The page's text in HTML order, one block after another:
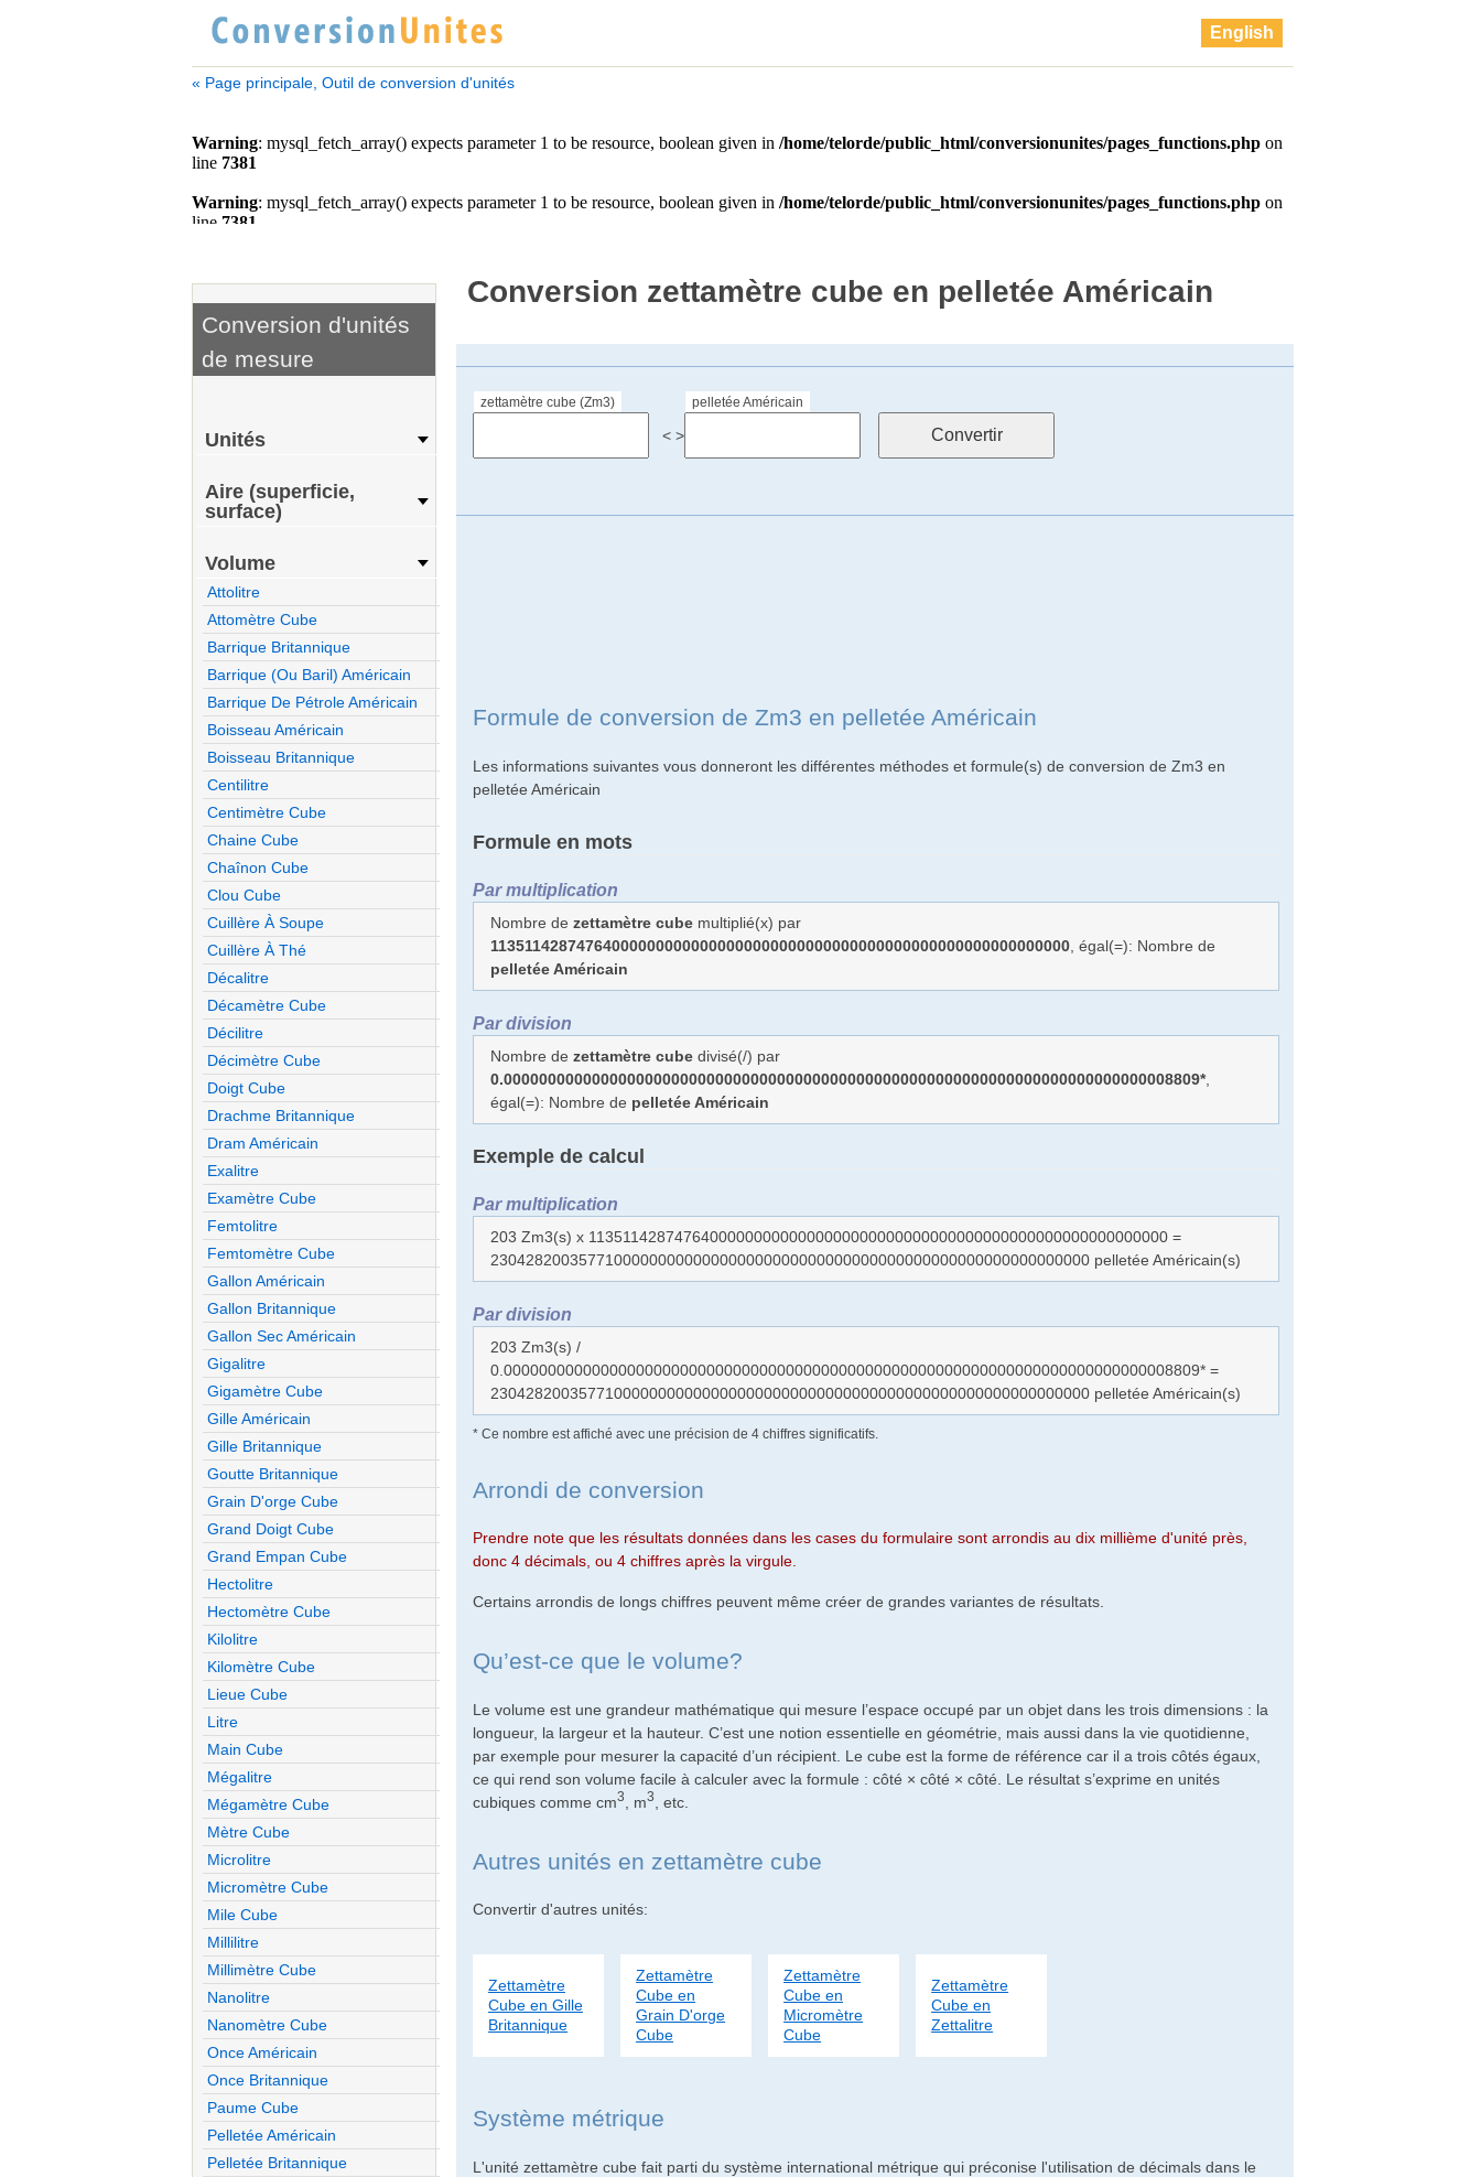
English
« Page principale, Outil de conversion d'unités
Conversion zettamètre cube en pelletée Américain
zettamètre cube (Zm3)
< >
pelletée Américain
Formule de conversion de Zm3 en pelletée Américain
Les informations suivantes vous donneront les différentes méthodes et formule(s) de conversion de Zm3 en
pelletée Américain
Formule en mots
Par multiplication
Nombre dezettamètre cube multiplié(x) par
113511428747640000000000000000000000000000000000000000000000000000 , égal(=): Nombre de
pelletée Américain
Par division
Nombre dezettamètre cube divisé(/) par
0.0000000000000000000000000000000000000000000000000000000000000000000000000008809*,
égal(=): Nombre de pelletée Américain
Exemple de calcul
Par multiplication
203 Zm3(s) x 113511428747640000000000000000000000000000000000000000000000000000 =
23042820035771000000000000000000000000000000000000000000000000000000 pelletée Américain(s)
Par division
203 Zm3(s) /
0.0000000000000000000000000000000000000000000000000000000000000000000000000008809* =
23042820035771000000000000000000000000000000000000000000000000000000 pelletée Américain(s)
* Ce nombre est affiché avec une précision de 4 chiffres significatifs.
Arrondi de conversion
Prendre note que les résultats données dans les cases du formulaire sont arrondis au dix millième d'unité près,
donc 4 décimals, ou 4 chiffres après la virgule.
Certains arrondis de longs chiffres peuvent même créer de grandes variantes de résultats.
Qu’est-ce que le volume?
Le volume est une grandeur mathématique qui mesure l’espace occupé par un objet dans les trois dimensions : la
longueur, la largeur et la hauteur. C’est une notion essentielle en géométrie, mais aussi dans la vie quotidienne,
par exemple pour mesurer la capacité d’un récipient. Le cube est la forme de référence car il a trois côtés égaux,
ce qui rend son volume facile à calculer avec la formule : côté × côté × côté. Le résultat s’exprime en unités
cubiques comme cm3 , m3 , etc.
Autres unités en zettamètre cube
Convertir d'autres unités:
Zettamètre
Cube en Gille
Britannique
Zettamètre
Cube en
Grain D'orge
Cube
Zettamètre
Cube en
Micromètre
Cube
Zettamètre
Cube en
Zettalitre
Système métrique
L'unité zettamètre cube fait parti du système international métrique qui préconise l'utilisation de décimals dans le
Conversion d'unités
de mesure
Unités
Aire (superficie,
surface)
Volume
Attolitre
Attomètre Cube
Barrique Britannique
Barrique (ou Baril) Américain
Barrique De Pétrole Américain
Boisseau Américain
Boisseau Britannique
Centilitre
Centimètre Cube
Chaine Cube
Chaînon Cube
Clou Cube
Cuillère À Soupe
Cuillère À Thé
Décalitre
Décamètre Cube
Décilitre
Décimètre Cube
Doigt Cube
Drachme Britannique
Dram Américain
Exalitre
Examètre Cube
Femtolitre
Femtomètre Cube
Gallon Américain
Gallon Britannique
Gallon Sec Américain
Gigalitre
Gigamètre Cube
Gille Américain
Gille Britannique
Goutte Britannique
Grain D'orge Cube
Grand Doigt Cube
Grand Empan Cube
Hectolitre
Hectomètre Cube
Kilolitre
Kilomètre Cube
Lieue Cube
Litre
Main Cube
Mégalitre
Mégamètre Cube
Mètre Cube
Microlitre
Micromètre Cube
Mile Cube
Millilitre
Millimètre Cube
Nanolitre
Nanomètre Cube
Once Américain
Once Britannique
Paume Cube
Pelletée Américain
Pelletée Britannique